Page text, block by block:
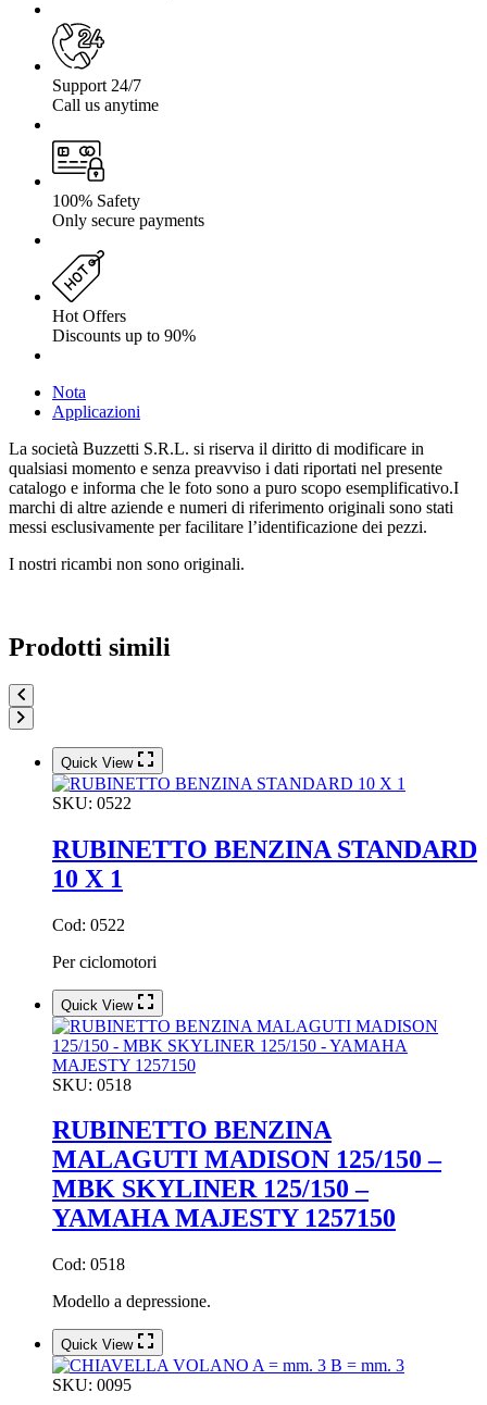
Support 24/7
Call us anytime
100% Safety
Only secure payments
Hot Offers
Discounts up to 90%
Nota
Applicazioni
La società Buzzetti S.R.L. si riserva il diritto di modificare in
qualsiasi momento e senza preavviso i dati riportati nel presente
catalogo e informa che le foto sono a puro scopo esemplificativo.I
marchi di altre aziende e numeri di riferimento originali sono stati
messi esclusivamente per facilitare l’identificazione dei pezzi.
I nostri ricambi non sono originali.
Prodotti simili
Quick View
SKU: 0522
RUBINETTO BENZINA STANDARD
10 X 1
Cod: 0522
Per ciclomotori
Quick View
SKU: 0518
RUBINETTO BENZINA
MALAGUTI MADISON 125/150 –
MBK SKYLINER 125/150 –
YAMAHA MAJESTY 1257150
Cod: 0518
Modello a depressione.
Quick View
SKU: 0095